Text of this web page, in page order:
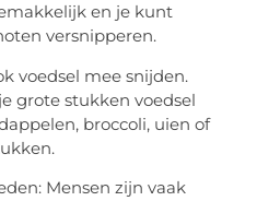
en je kunt
versnipperen.
voedsel mee snijden.
grote stukken voedsel
broccoli, uien of
Mensen zijn vaak